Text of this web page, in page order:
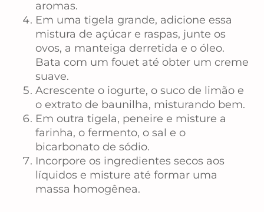
aromas.
Em uma tigela grande, adicione essa
mistura de açúcar e raspas, junte os
ovos, a manteiga derretida e o óleo.
Bata com um fouet até obter um creme
suave.
Acrescente o iogurte, o suco de limão e
o extrato de baunilha, misturando bem.
Em outra tigela, peneire e misture a
farinha, o fermento, o sal e o
bicarbonato de sódio.
Incorpore os ingredientes secos aos
líquidos e misture até formar uma
massa homogênea.